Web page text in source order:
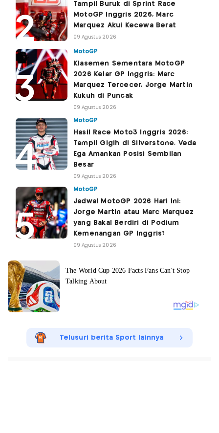
Tampil Buruk di Sprint Race
MotoGP Inggris 2026, Marc
Marquez Akui Kecewa Berat
09 Agustus 2026
MotoGP
Klasemen Sementara MotoGP
2026 Kelar GP Inggris: Marc
Marquez Tercecer, Jorge Martin
Kukuh di Puncak
09 Agustus 2026
MotoGP
Hasil Race Moto3 Inggris 2026:
Tampil Gigih di Silverstone, Veda
Ega Amankan Posisi Sembilan
Besar
09 Agustus 2026
MotoGP
Jadwal MotoGP 2026 Hari Ini:
Jorge Martin atau Marc Marquez
yang Bakal Berdiri di Podium
Kemenangan GP Inggris?
09 Agustus 2026
Telusuri berita Sport lainnya